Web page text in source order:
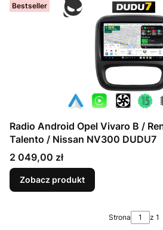
Bestseller
Radio Android Opel Vivaro B /
Talento / Nissan NV300 DUDU7
Cena
2 049,00 zł
Zobacz produkt
Strona z 1